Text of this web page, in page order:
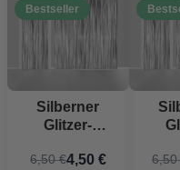
Bestseller
Silberner
Glitzer-
x 240 cm
6,50 €4,50 €
x
6,50